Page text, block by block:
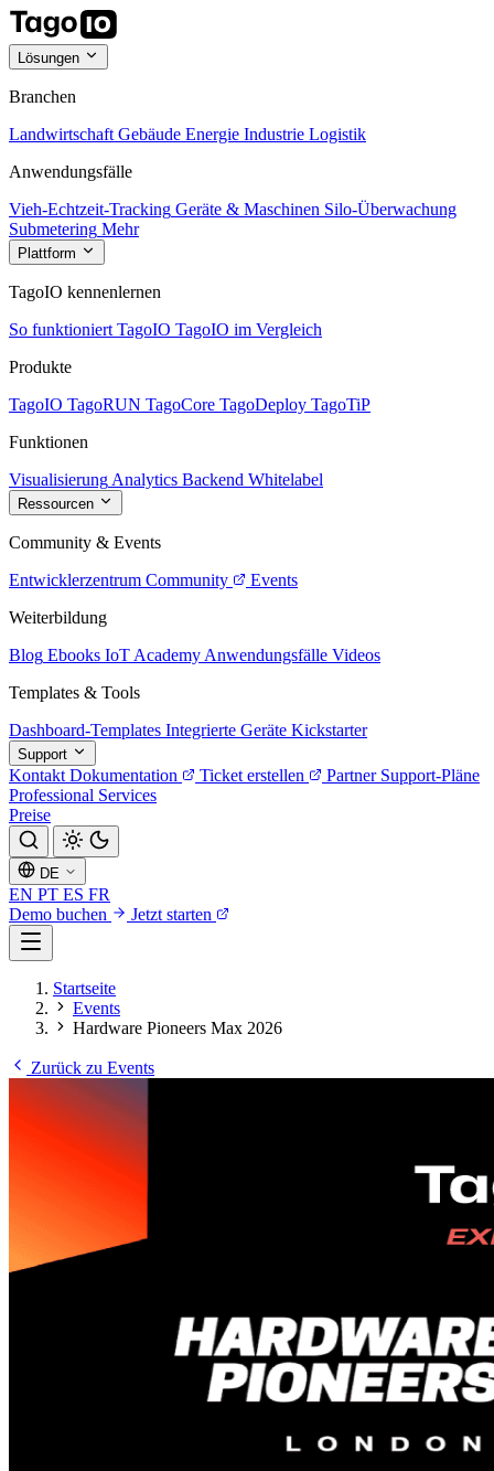
Lösungen
Branchen
Landwirtschaft Gebäude Energie Industrie Logistik
Anwendungsfälle
Vieh-Echtzeit-Tracking Geräte & Maschinen Silo-Überwachung
Submetering Mehr
Plattform
TagoIO kennenlernen
So funktioniert TagoIO TagoIO im Vergleich
Produkte
TagoIO TagoRUN TagoCore TagoDeploy TagoTiP
Funktionen
Visualisierung Analytics Backend Whitelabel
Ressourcen
Community & Events
Entwicklerzentrum Community
Events
Weiterbildung
Blog Ebooks IoT Academy Anwendungsfälle Videos
Templates & Tools
Dashboard-Templates Integrierte Geräte Kickstarter
Support
Kontakt Dokumentation Ticket erstellen Partner Support-Pläne
Professional Services
Preise
DE
EN PT ES FR
Demo buchen
Jetzt starten
Startseite
Events
Hardware Pioneers Max 2026
Zurück zu Events